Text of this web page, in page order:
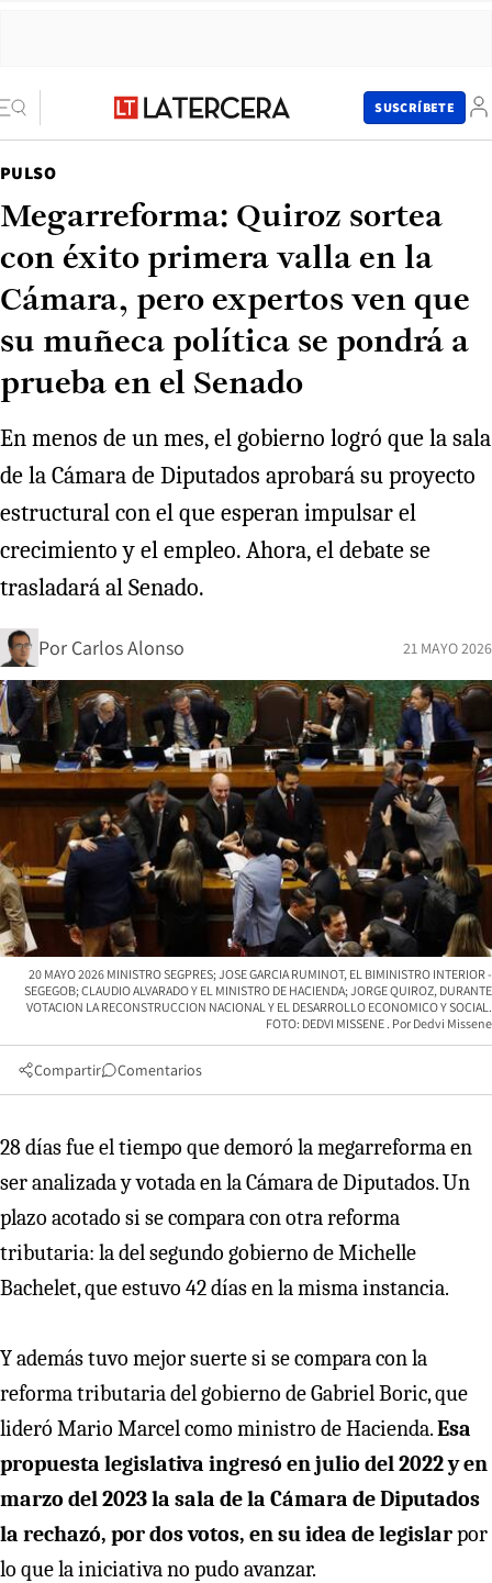
SUSCRÍBETE
PULSO
Megarreforma: Quiroz sortea
con éxito primera valla en la
Cámara, pero expertos ven que
su muñeca política se pondrá a
prueba en el Senado
En menos de un mes, el gobierno logró que la sala
de la Cámara de Diputados aprobará su proyecto
estructural con el que esperan impulsar el
crecimiento y el empleo. Ahora, el debate se
trasladará al Senado.
Por Carlos Alonso 21 MAYO 2026
20 MAYO 2026 MINISTRO SEGPRES; JOSE GARCIA RUMINOT, EL BIMINISTRO INTERIOR -
SEGEGOB; CLAUDIO ALVARADO Y EL MINISTRO DE HACIENDA; JORGE QUIROZ, DURANTE
VOTACION LA RECONSTRUCCION NACIONAL Y EL DESARROLLO ECONOMICO Y SOCIAL.
FOTO: DEDVI MISSENE
Dedvi Missene
Compartir Comentarios
28 días fue el tiempo que demoró la megarreforma en
ser analizada y votada en la Cámara de Diputados. Un
plazo acotado si se compara con otra reforma
tributaria: la del segundo gobierno de Michelle
Bachelet, que estuvo 42 días en la misma instancia.
Y además tuvo mejor suerte si se compara con la
reforma tributaria del gobierno de Gabriel Boric, que
lideró Mario Marcel como ministro de Hacienda.Esa
propuesta legislativa ingresó en julio del 2022 y en
marzo del 2023 la sala de la Cámara de Diputados
la rechazó, por dos votos, en su idea de legislarpor
lo que la iniciativa no pudo avanzar.